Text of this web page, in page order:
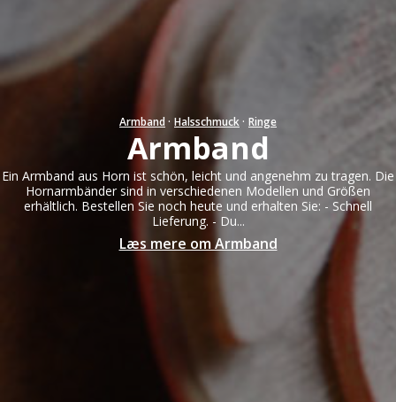
Armband· Halsschmuck· Ringe
Armband
Ein Armband aus Horn ist schön, leicht und angenehm zu tragen. Die
Hornarmbänder sind in verschiedenen Modellen und Größen
erhältlich. Bestellen Sie noch heute und erhalten Sie: - Schnell
Lieferung. - Du...
Læs mere om Armband